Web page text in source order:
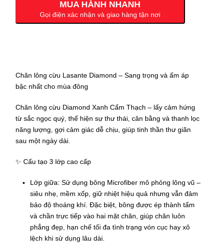
Diamond
Chăn
đông
dặn
chính
hãng
số
MUA HÀNH NHANH
Gọi điện xác nhận và giao hàng tận nơi
Chăn lông cừu Lasante Diamond – Sang trọng và ấm áp
bậc nhất cho mùa đông
Chăn lông cừu Diamond Xanh Cẩm Thạch – lấy cảm hứng
từ sắc ngọc quý, thể hiện sự thư thái, cân bằng và thanh lọc
năng lượng, gợi cảm giác dễ chịu, giúp tinh thần thư giãn
sau một ngày dài.
✨Cấu tạo 3 lớp cao cấp
Lớp giữa: Sử dụng bông Microfiber mô phỏng lông vũ –
siêu nhẹ, mềm xốp, giữ nhiệt hiệu quả nhưng vẫn đảm
bảo độ thoáng khí. Đặc biệt, bông được ép thành tấm
và chần trực tiếp vào hai mặt chăn, giúp chăn luôn
phẳng đẹp, hạn chế tối đa tình trạng vón cục hay xô
lệch khi sử dụng lâu dài.